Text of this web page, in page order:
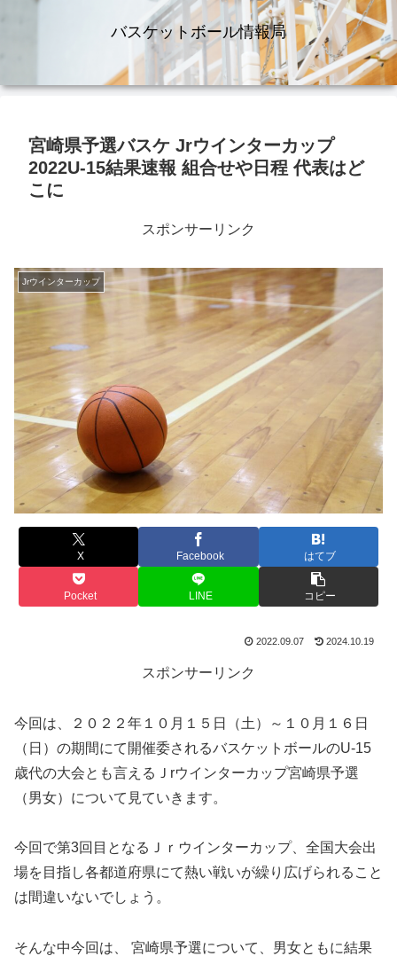
バスケットボール情報局
宮崎県予選バスケ Jrウインターカップ
2022U-15結果速報 組合せや日程 代表はど
こに
スポンサーリンク
Jrウインターカップ
X Facebook はてブ
Pocket LINE コピー
2022.09.07 2024.10.19
スポンサーリンク
今回は、２０２２年１０月１５日（土）～１０月１６日
（日）の期間にて開催委されるバスケットボールのU-15
歳代の大会とも言えるＪrウインターカップ宮崎県予選
（男女）について見ていきます。
今回で第3回目となるＪｒウインターカップ、全国大会出
場を目指し各都道府県にて熱い戦いが繰り広げられること
は間違いないでしょう。
そんな中今回は、 宮崎県予選について、男女ともに結果